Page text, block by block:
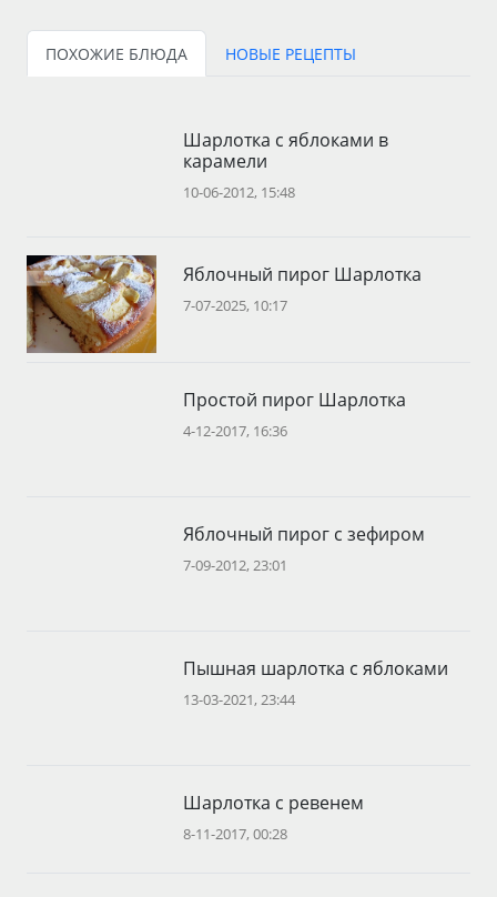
ПОХОЖИЕ БЛЮДА НОВЫЕ РЕЦЕПТЫ
Шарлотка с яблоками в
карамели
10-06-2012, 15:48
Яблочный пирог Шарлотка
7-07-2025, 10:17
Простой пирог Шарлотка
4-12-2017, 16:36
Яблочный пирог с зефиром
7-09-2012, 23:01
Пышная шарлотка с яблоками
13-03-2021, 23:44
Шарлотка с ревенем
8-11-2017, 00:28